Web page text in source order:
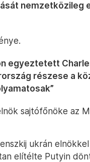
nemzetközileg
egyeztetett
részese a
sajtófőnöke az
ukrán
elítélte Putyin